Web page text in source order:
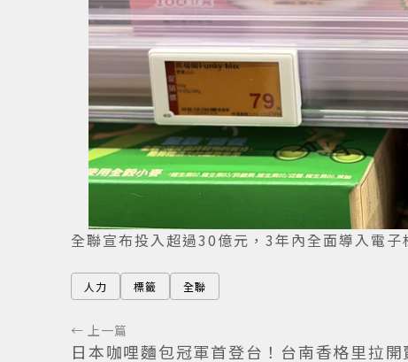
全聯宣布投入超過30億元，3年內全面導入電
人力 標籤 全聯
← 上一篇
日本咖哩麵包冠軍首登台！台南香格里拉開